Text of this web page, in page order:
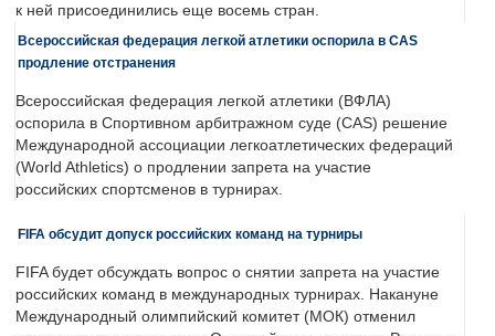
к ней присоединились еще восемь стран.
Всероссийская федерация легкой атлетики оспорила в CAS
продление отстранения
Всероссийская федерация легкой атлетики (ВФЛА)
оспорила в Спортивном арбитражном суде (CAS) решение
Международной ассоциации легкоатлетических федераций
(World Athletics) о продлении запрета на участие
российских спортсменов в турнирах.
FIFA обсудит допуск российских команд на турниры
FIFA будет обсуждать вопрос о снятии запрета на участие
российских команд в международных турнирах. Накануне
Международный олимпийский комитет (МОК) отменил